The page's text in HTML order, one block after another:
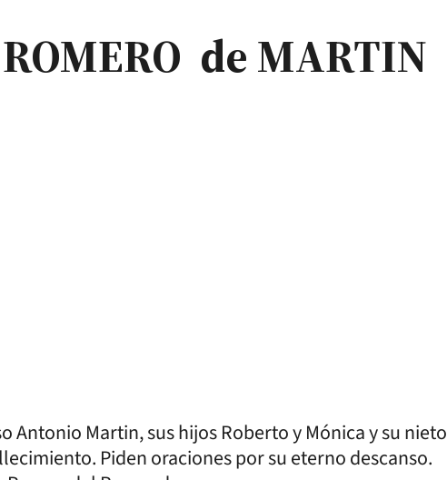
de MARTIN
Antonio Martin, sus hijos Roberto y Mónica y su nieto
Piden oraciones por su eterno descanso.